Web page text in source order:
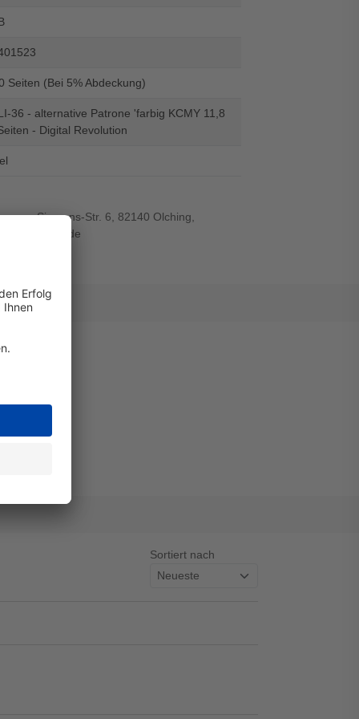
Seiten (Bei 5% Abdeckung)
36 - alternative Patrone 'farbig KCMY 11,8
- Digital Revolution
von-Siemens-Str. 6, 82140 Olching,
gmbh.de
Sortiert nach